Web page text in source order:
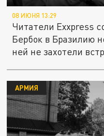
08 ИЮНЯ 13:29
Читатели Exxpress
Бербок в Бразилию
ней не захотели
АРМИЯ